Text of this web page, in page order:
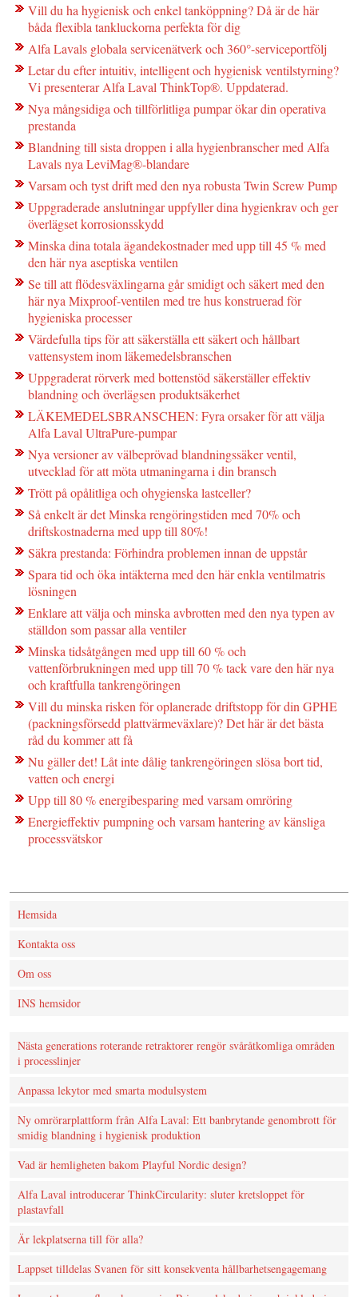
Vill du ha hygienisk och enkel tanköppning? Då är de här
båda flexibla tankluckorna perfekta för dig
Alfa Lavals globala servicenätverk och 360°-serviceportfölj
Letar du efter intuitiv, intelligent och hygienisk ventilstyrning?
Vi presenterar Alfa Laval ThinkTop®. Uppdaterad.
Nya mångsidiga och tillförlitliga pumpar ökar din operativa
prestanda
Blandning till sista droppen i alla hygienbranscher med Alfa
Lavals nya LeviMag®-blandare
Varsam och tyst drift med den nya robusta Twin Screw Pump
Uppgraderade anslutningar uppfyller dina hygienkrav och ger
överlägset korrosionsskydd
Minska dina totala ägandekostnader med upp till 45 % med
den här nya aseptiska ventilen
Se till att flödesväxlingarna går smidigt och säkert med den
här nya Mixproof-ventilen med tre hus konstruerad för
hygieniska processer
Värdefulla tips för att säkerställa ett säkert och hållbart
vattensystem inom läkemedelsbranschen
Uppgraderat rörverk med bottenstöd säkerställer effektiv
blandning och överlägsen produktsäkerhet
LÄKEMEDELSBRANSCHEN: Fyra orsaker för att välja
Alfa Laval UltraPure-pumpar
Nya versioner av välbeprövad blandningssäker ventil,
utvecklad för att möta utmaningarna i din bransch
Trött på opålitliga och ohygienska lastceller?
Så enkelt är det Minska rengöringstiden med 70% och
driftskostnaderna med upp till 80%!
Säkra prestanda: Förhindra problemen innan de uppstår
Spara tid och öka intäkterna med den här enkla ventilmatris
lösningen
Enklare att välja och minska avbrotten med den nya typen av
ställdon som passar alla ventiler
Minska tidsåtgången med upp till 60 % och
vattenförbrukningen med upp till 70 % tack vare den här nya
och kraftfulla tankrengöringen
Vill du minska risken för oplanerade driftstopp för din GPHE
(packningsförsedd plattvärmeväxlare)? Det här är det bästa
råd du kommer att få
Nu gäller det! Låt inte dålig tankrengöringen slösa bort tid,
vatten och energi
Upp till 80 % energibesparing med varsam omröring
Energieffektiv pumpning och varsam hantering av känsliga
processvätskor
Hemsida
Kontakta oss
Om oss
INS hemsidor
Nästa generations roterande retraktorer rengör svåråtkomliga områden
i processlinjer
Anpassa lekytor med smarta modulsystem
Ny omrörarplattform från Alfa Laval: Ett banbrytande genombrott för
smidig blandning i hygienisk produktion
Vad är hemligheten bakom Playful Nordic design?
Alfa Laval introducerar ThinkCircularity: sluter kretsloppet för
plastavfall
Är lekplatserna till för alla?
Lappset tilldelas Svanen för sitt konsekventa hållbarhetsengagemang